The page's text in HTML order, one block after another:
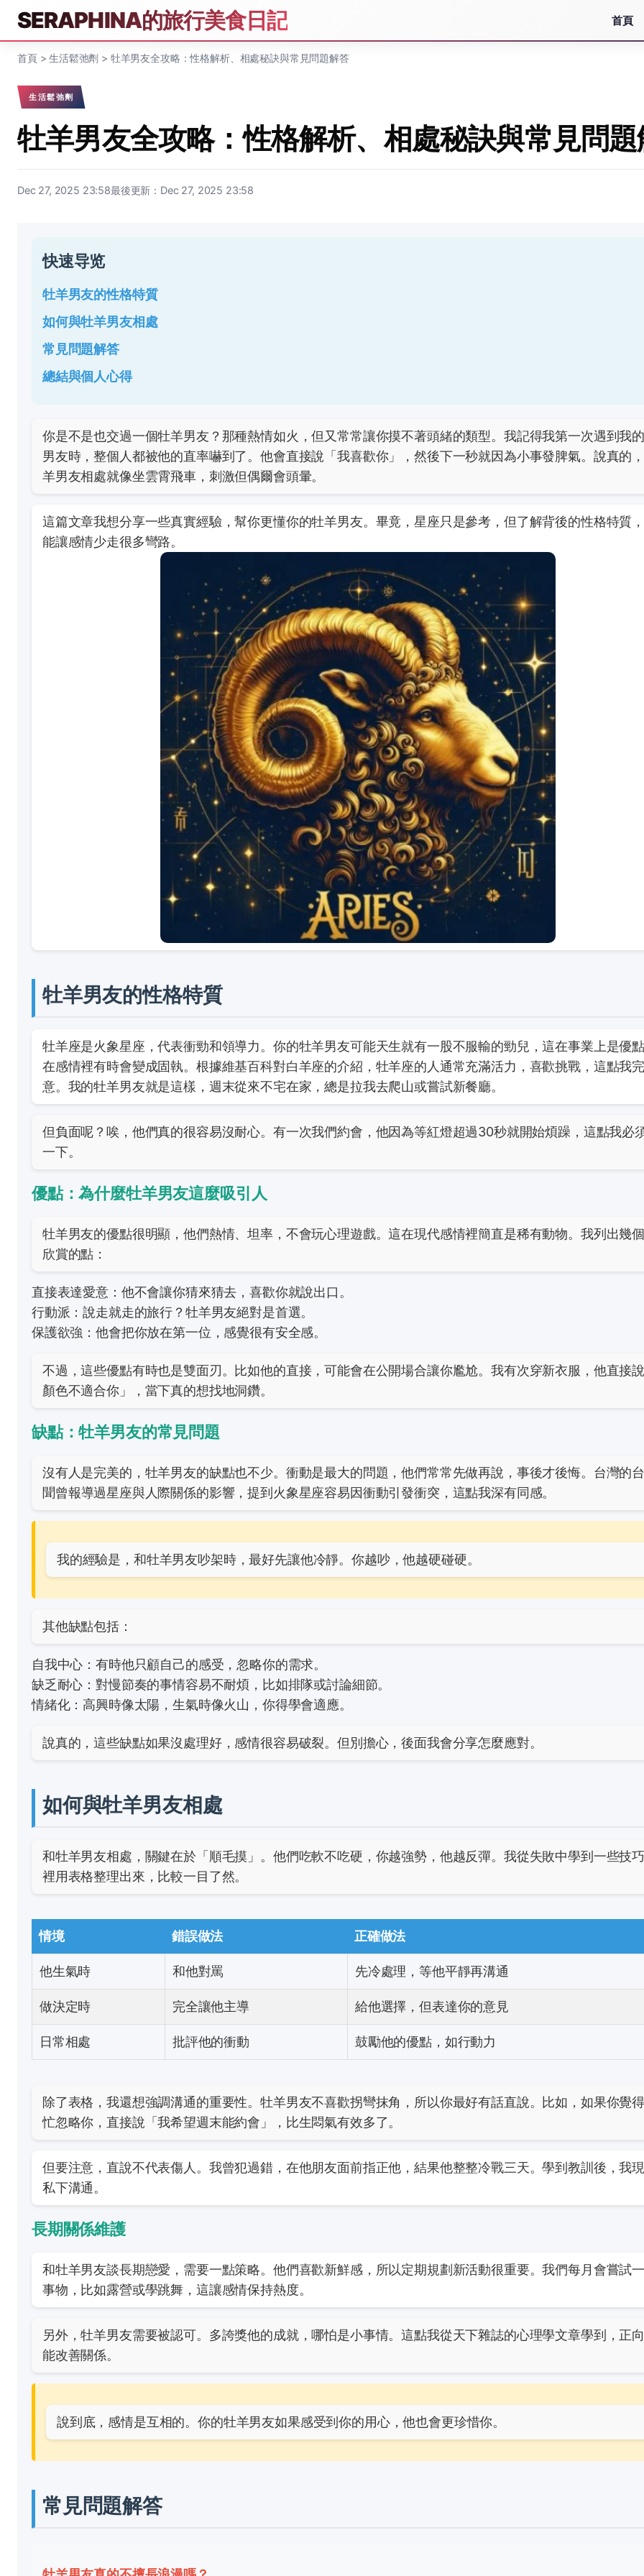
SERAPHINA的旅行美食日記 首頁
首頁>生活鬆弛劑 > 牡羊男友全攻略：性格解析、相處秘訣與常見問題解答
生活鬆弛劑
牡羊男友全攻略：性格解析、相處秘訣與常見問
Dec 27, 2025 23:58最後更新：Dec 27, 2025 23:58
快速导览
牡羊男友的性格特質
如何與牡羊男友相處
常見問題解答
總結與個人心得
你是不是也交過一個牡羊男友？那種熱情如火，但又常常讓你摸不著頭緒的類型。我記得我第一次遇到我
男友時，整個人都被他的直率嚇到了。他會直接說「我喜歡你」，然後下一秒就因為小事發脾氣。說真的
羊男友相處就像坐雲霄飛車，刺激但偶爾會頭暈。
這篇文章我想分享一些真實經驗，幫你更懂你的牡羊男友。畢竟，星座只是參考，但了解背後的性格特質
能讓感情少走很多彎路。
牡羊男友的性格特質
牡羊座是火象星座，代表衝勁和領導力。你的牡羊男友可能天生就有一股不服輸的勁兒，這在事業上是優
在感情裡有時會變成固執。根據維基百科對白羊座的介紹 ，牡羊座的人通常充滿活力，喜歡挑戰，這點我
意。我的牡羊男友就是這樣，週末從來不宅在家，總是拉我去爬山或嘗試新餐廳。
但負面呢？唉，他們真的很容易沒耐心。有一次我們約會，他因為等紅燈超過30秒就開始煩躁，這點我必
一下。
優點：為什麼牡羊男友這麼吸引人
牡羊男友的優點很明顯，他們熱情、坦率，不會玩心理遊戲。這在現代感情裡簡直是稀有動物。我列出幾
欣賞的點：
直接表達愛意：他不會讓你猜來猜去，喜歡你就說出口。
行動派：說走就走的旅行？牡羊男友絕對是首選。
保護欲強：他會把你放在第一位，感覺很有安全感。
不過，這些優點有時也是雙面刃。比如他的直接，可能會在公開場合讓你尷尬。我有次穿新衣服，他直接
顏色不適合你」，當下真的想找地洞鑽。
缺點：牡羊男友的常見問題
沒有人是完美的，牡羊男友的缺點也不少。衝動是最大的問題，他們常常先做再說，事後才後悔。台灣的
聞曾報導過星座與人際關係的影響，提到火象星座容易因衝動引發衝突，這點我深有同感。
我的經驗是，和牡羊男友吵架時，最好先讓他冷靜。你越吵，他越硬碰硬。
其他缺點包括：
自我中心：有時他只顧自己的感受，忽略你的需求。
缺乏耐心：對慢節奏的事情容易不耐煩，比如排隊或討論細節。
情緒化：高興時像太陽，生氣時像火山，你得學會適應。
說真的，這些缺點如果沒處理好，感情很容易破裂。但別擔心，後面我會分享怎麼應對。
如何與牡羊男友相處
和牡羊男友相處，關鍵在於「順毛摸」。他們吃軟不吃硬，你越強勢，他越反彈。我從失敗中學到一些技
裡用表格整理出來，比較一目了然。
情境 錯誤做法 正確做法
他生氣時 和他對罵 先冷處理，等他平靜再溝通
做決定時 完全讓他主導 給他選擇，但表達你的意見
日常相處 批評他的衝動 鼓勵他的優點，如行動力
除了表格，我還想強調溝通的重要性。牡羊男友不喜歡拐彎抹角，所以你最好有話直說。比如，如果你覺
忙忽略你，直接說「我希望週末能約會」，比生悶氣有效多了。
但要注意，直說不代表傷人。我曾犯過錯，在他朋友面前指正他，結果他整整冷戰三天。學到教訓後，我
私下溝通。
長期關係維護
和牡羊男友談長期戀愛，需要一點策略。他們喜歡新鮮感，所以定期規劃新活動很重要。我們每月會嘗試
事物，比如露營或學跳舞，這讓感情保持熱度。
另外，牡羊男友需要被認可。多誇獎他的成就，哪怕是小事情。這點我從天下雜誌的心理學文章學到，正
能改善關係。
說到底，感情是互相的。你的牡羊男友如果感受到你的用心，他也會更珍惜你。
常見問題解答